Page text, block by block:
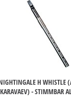
H WHISTLE
KARAVAEV) - STIMMBAR